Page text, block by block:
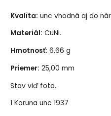
Kvalita: unc vhodná aj do
Materiál: CuNi.
Hmotnosť: 6,66 g
Priemer: 25,00 mm
Stav viď foto.
1 Koruna unc 1937